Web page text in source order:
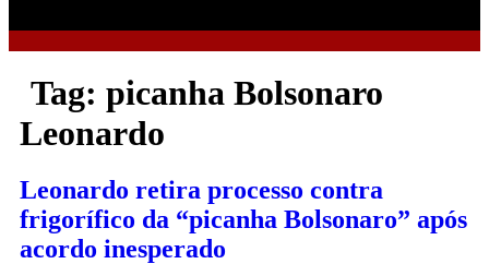
Tag: picanha Bolsonaro
Leonardo
Leonardo retira processo contra
frigorífico da “picanha Bolsonaro” após
acordo inesperado